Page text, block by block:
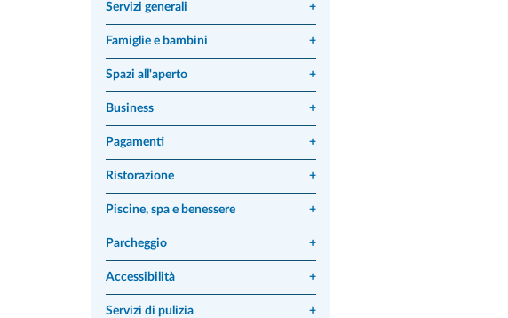
Servizi generali +
Famiglie e bambini +
Spazi all'aperto +
Business +
Pagamenti +
Ristorazione +
Piscine, spa e benessere +
Parcheggio +
Accessibilità +
Servizi di pulizia +